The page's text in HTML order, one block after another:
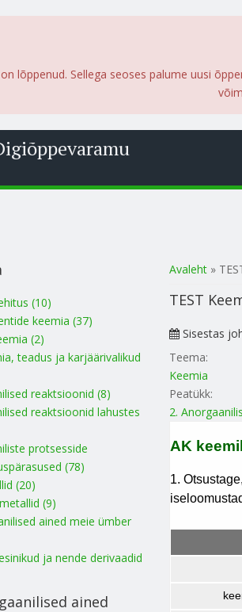
lõppenud. Sellega seoses palume uusi
Sa oled
Avaleht »
TEST
Sisestas
Teema:
Keemia
Peatükk:
2.
(10)
keemia (37)
(2)
teadus ja karjäärivalikud
reaktsioonid (8)
reaktsioonid lahustes
protsesside
(78)
(20)
(9)
ained meie ümber
ja nende derivaadid
ained